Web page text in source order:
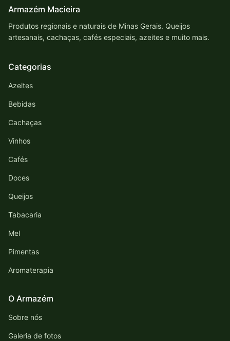
Armazém Macieira
Produtos regionais e naturais de Minas Gerais. Queijos
artesanais, cachaças, cafés especiais, azeites e muito mais.
Categorias
Azeites
Bebidas
Cachaças
Vinhos
Cafés
Doces
Queijos
Tabacaria
Mel
Pimentas
Aromaterapia
O Armazém
Sobre nós
Galeria de fotos